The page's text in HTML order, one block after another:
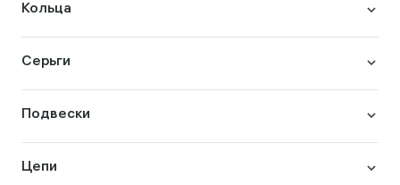
Кольца
Серьги
Подвески
Цепи